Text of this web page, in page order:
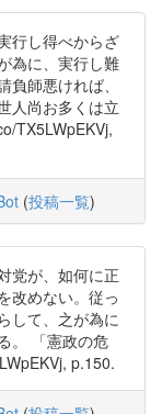
行し得べからざ
為に、実行し難
師悪ければ、
人尚お多くは立
TX5LWpEKVj,
(投稿一覧)
党が、如何に正
改めない。従っ
して、之が為に
。 「憲政の危
p.150.